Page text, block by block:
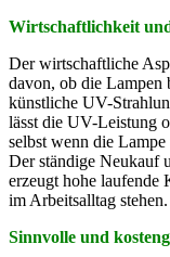
Wirtschaftlichkeit
Der wirtschaftliche
davon, ob die Lampen
künstliche UV-
lässt die UV-Leistung
selbst wenn die
Der ständige Neukauf
erzeugt hohe laufende
im Arbeitsalltag stehen.
Sinnvolle und